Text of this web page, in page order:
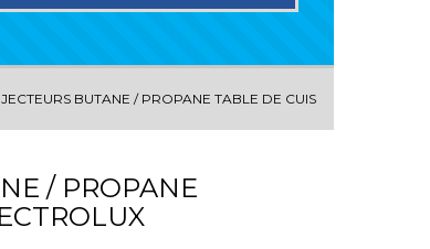
BUTANE / PROPANE TABLE DE CUISSON
/ PROPANE